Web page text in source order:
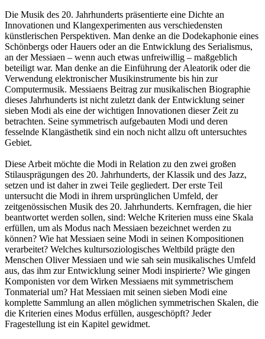
Die Musik des 20. Jahrhunderts präsentierte eine Dichte an
Innovationen und Klangexperimenten aus verschiedensten
künstlerischen Perspektiven. Man denke an die Dodekaphonie eines
Schönbergs oder Hauers oder an die Entwicklung des Serialismus,
an der Messiaen – wenn auch etwas unfreiwillig – maßgeblich
beteiligt war. Man denke an die Einführung der Aleatorik oder die
Verwendung elektronischer Musikinstrumente bis hin zur
Computermusik. Messiaens Beitrag zur musikalischen Biographie
dieses Jahrhunderts ist nicht zuletzt dank der Entwicklung seiner
sieben Modi als eine der wichtigen Innovationen dieser Zeit zu
betrachten. Seine symmetrisch aufgebauten Modi und deren
fesselnde Klangästhetik sind ein noch nicht allzu oft untersuchtes
Gebiet.
Diese Arbeit möchte die Modi in Relation zu den zwei großen
Stilausprägungen des 20. Jahrhunderts, der Klassik und des Jazz,
setzen und ist daher in zwei Teile gegliedert. Der erste Teil
untersucht die Modi in ihrem ursprünglichen Umfeld, der
zeitgenössischen Musik des 20. Jahrhunderts. Kernfragen, die hier
beantwortet werden sollen, sind: Welche Kriterien muss eine Skala
erfüllen, um als Modus nach Messiaen bezeichnet werden zu
können? Wie hat Messiaen seine Modi in seinen Kompositionen
verarbeitet? Welches kultursoziologisches Weltbild prägte den
Menschen Oliver Messiaen und wie sah sein musikalisches Umfeld
aus, das ihm zur Entwicklung seiner Modi inspirierte? Wie gingen
Komponisten vor dem Wirken Messiaens mit symmetrischem
Tonmaterial um? Hat Messiaen mit seinen sieben Modi eine
komplette Sammlung an allen möglichen symmetrischen Skalen, die
die Kriterien eines Modus erfüllen, ausgeschöpft? Jeder
Fragestellung ist ein Kapitel gewidmet.